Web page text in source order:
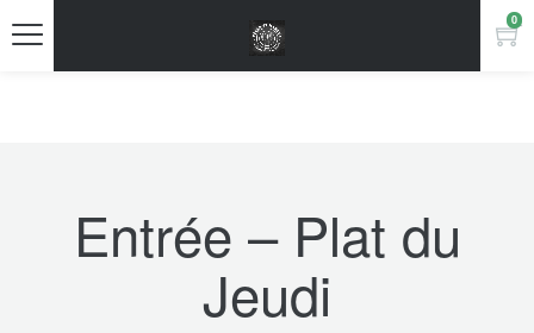
0
Entrée – Plat du
Jeudi